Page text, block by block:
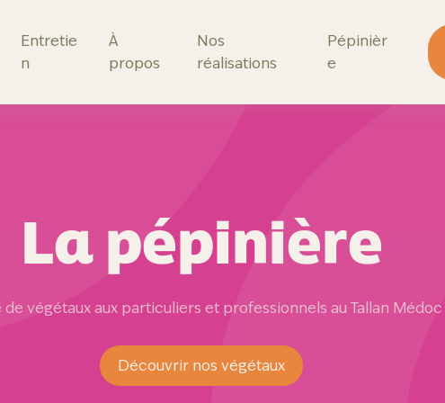
Entretie
n
À
propos
Nos
réalisations
Pépinièr
e
La pépinière
de végétaux aux particuliers et professionnels au Tallan Médoc
Découvrir nos végétaux